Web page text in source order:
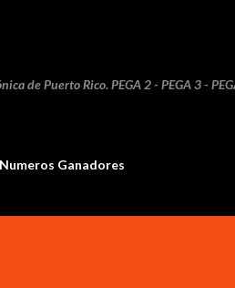
de Puerto Rico. PEGA 2 - PEGA 3 -
Ganadores